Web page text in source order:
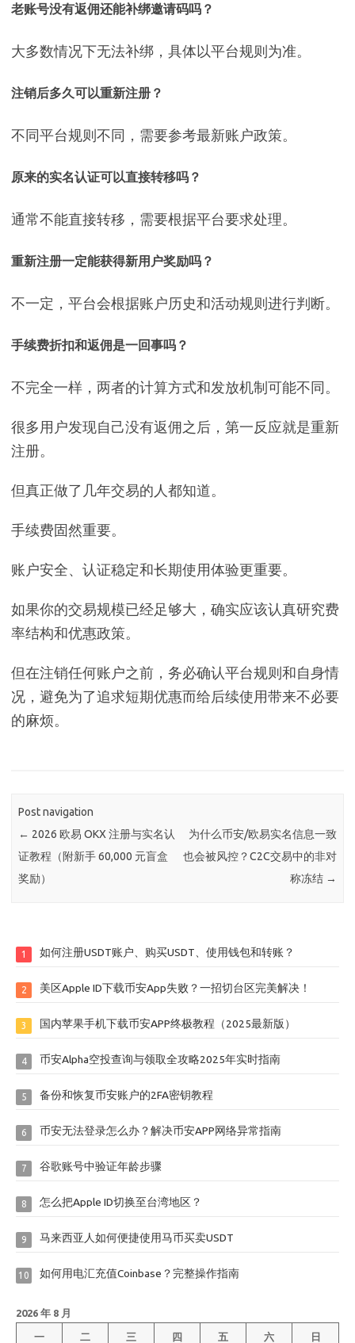
老账号没有返佣还能补绑邀请码吗？
大多数情况下无法补绑，具体以平台规则为准。
注销后多久可以重新注册？
不同平台规则不同，需要参考最新账户政策。
原来的实名认证可以直接转移吗？
通常不能直接转移，需要根据平台要求处理。
重新注册一定能获得新用户奖励吗？
不一定，平台会根据账户历史和活动规则进行判断。
手续费折扣和返佣是一回事吗？
不完全一样，两者的计算方式和发放机制可能不同。
很多用户发现自己没有返佣之后，第一反应就是重新
注册。
但真正做了几年交易的人都知道。
手续费固然重要。
账户安全、认证稳定和长期使用体验更重要。
如果你的交易规模已经足够大，确实应该认真研究费
率结构和优惠政策。
但在注销任何账户之前，务必确认平台规则和自身情
况，避免为了追求短期优惠而给后续使用带来不必要
的麻烦。
Post navigation
← 2026 欧易 OKX 注册与实名认
证教程（附新手 60,000 元盲盒
奖励）
为什么币安/欧易实名信息一致
也会被风控？C2C交易中的非对
称冻结 →
1 如何注册USDT账户、购买USDT、使用钱包和转账？
2 美区Apple ID下载币安App失败？一招切台区完美解决！
3 国内苹果手机下载币安APP终极教程（2025最新版）
4 币安Alpha空投查询与领取全攻略2025年实时指南
5 备份和恢复币安账户的2FA密钥教程
6 币安无法登录怎么办？解决币安APP网络异常指南
7 谷歌账号中验证年龄步骤
8 怎么把Apple ID切换至台湾地区？
9 马来西亚人如何便捷使用马币买卖USDT
10 如何用电汇充值Coinbase？完整操作指南
2026 年 8 月
一 二 三 四 五 六 日